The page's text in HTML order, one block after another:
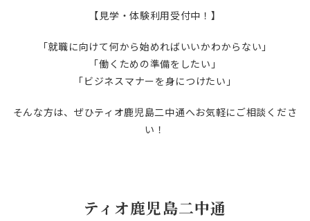
【見学・体験利用受付中！】
「就職に向けて何から始めればいいかわからない」
「働くための準備をしたい」
「ビジネスマナーを身につけたい」
そんな方は、ぜひティオ鹿児島二中通へお気軽にご相談くださ
い！
ティオ鹿児島二中通